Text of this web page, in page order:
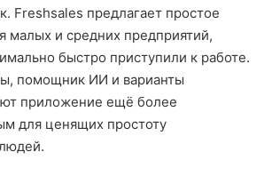
Freshsales предлагает простое
малых и средних предприятий,
быстро приступили к работе.
помощник ИИ и варианты
приложение ещё более
для ценящих простоту